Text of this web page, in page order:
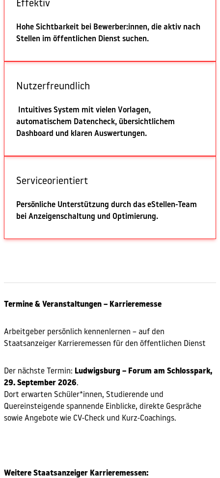
Effektiv
Hohe Sichtbarkeit bei Bewerber:innen, die aktiv nach
Stellen im öffentlichen Dienst suchen.
Nutzerfreundlich
Intuitives System mit vielen Vorlagen,
automatischem Datencheck, übersichtlichem
Dashboard und klaren Auswertungen.
Serviceorientiert
Persönliche Unterstützung durch das eStellen-Team
bei Anzeigenschaltung und Optimierung.
Termine & Veranstaltungen – Karrieremesse
Arbeitgeber persönlich kennenlernen – auf den
Staatsanzeiger Karrieremessen für den öffentlichen Dienst
Der nächste Termin: Ludwigsburg – Forum am Schlosspark,
29. September 2026.
Dort erwarten Schüler*innen, Studierende und
Quereinsteigende spannende Einblicke, direkte Gespräche
sowie Angebote wie CV-Check und Kurz-Coachings.
Weitere Staatsanzeiger Karrieremessen: